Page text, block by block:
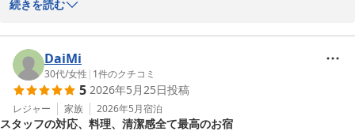
して誠にありがとうございます。
生後5か月のお子さまとの大切なご旅行に当館をお選びいただき、
ご家族皆さまで快適にお過ごしいただけたとのこと、大変嬉しく思
います。
おむつ用のゴミ箱やおしりふきなどの備品がお役に立てたこと、ま
たお部屋の清潔さや快適さにもご満足いただけたことは、スタッフ
続きを読む
DaiMi
30代/女性 | 1件のクチコミ
5 2026年5月25日投稿
レジャー 家族 2026年5月宿泊
スタッフの対応、料理、清潔感全て最高のお宿